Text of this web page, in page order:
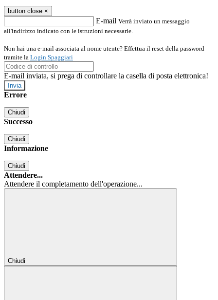
button close ×
E-mail Verrà inviato un messaggio
all'indirizzo indicato con le istruzioni necessarie.
Non hai una e-mail associata al nome utente? Effettua il reset della password
tramite la Login Spaggiari
E-mail inviata, si prega di controllare la casella di posta elettronica!
Errore
Chiudi
Successo
Chiudi
Informazione
Chiudi
Attendere...
Attendere il completamento dell'operazione...
Chiudi